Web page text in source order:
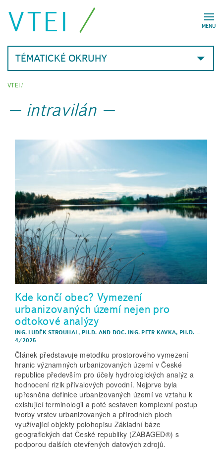
MENU
VTEI
TÉMATICKÉ OKRUHY
VTEI/
intravilán
Kde končí obec? Vymezení
urbanizovaných území nejen pro
odtokové analýzy
ING. LUDĚK STROUHAL, PH.D. AND DOC. ING. PETR KAVKA, PH.D. –
4/2025
Článek představuje metodiku prostorového vymezení
hranic významných urbanizovaných území v České
republice především pro účely hydrologických analýz a
hodnocení rizik přívalových povodní. Nejprve byla
upřesněna definice urbanizovaných území ve vztahu k
existující terminologii a poté sestaven komplexní postup
tvorby vrstev urbanizovaných a přírodních ploch
využívající objekty polohopisu Základní báze
geografických dat České republiky (ZABAGED®) s
podporou dalších otevřených datových zdrojů.